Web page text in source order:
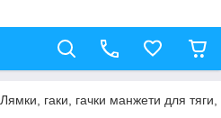
Лямки, гаки, гачки манжети для